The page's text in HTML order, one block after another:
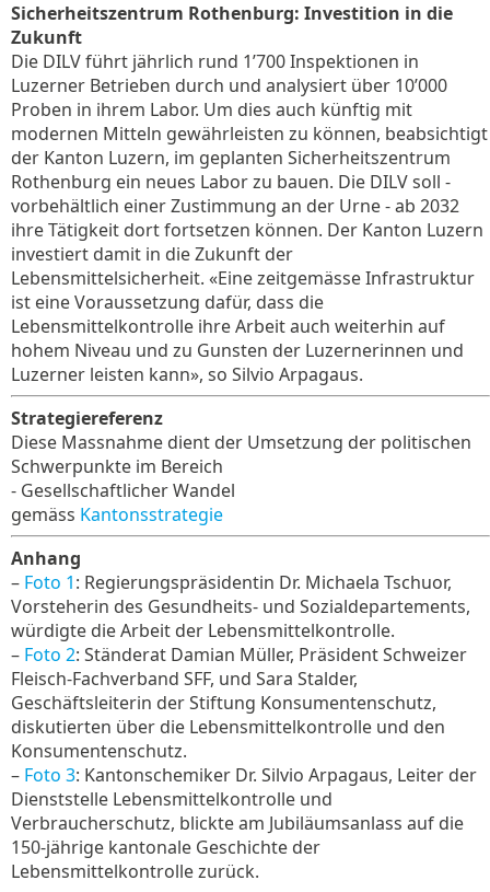
Sicherheitszentrum Rothenburg: Investition in die
Zukunft
Die DILV führt jährlich rund 1’700 Inspektionen in
Luzerner Betrieben durch und analysiert über 10’000
Proben in ihrem Labor. Um dies auch künftig mit
modernen Mitteln gewährleisten zu können, beabsichtigt
der Kanton Luzern, im geplanten Sicherheitszentrum
Rothenburg ein neues Labor zu bauen. Die DILV soll -
vorbehältlich einer Zustimmung an der Urne - ab 2032
ihre Tätigkeit dort fortsetzen können. Der Kanton Luzern
investiert damit in die Zukunft der
Lebensmittelsicherheit. «Eine zeitgemässe Infrastruktur
ist eine Voraussetzung dafür, dass die
Lebensmittelkontrolle ihre Arbeit auch weiterhin auf
hohem Niveau und zu Gunsten der Luzernerinnen und
Luzerner leisten kann», so Silvio Arpagaus.
Strategiereferenz
Diese Massnahme dient der Umsetzung der politischen
Schwerpunkte im Bereich
- Gesellschaftlicher Wandel
gemäss Kantonsstrategie
Anhang
– Foto 1: Regierungspräsidentin Dr. Michaela Tschuor,
Vorsteherin des Gesundheits- und Sozialdepartements,
würdigte die Arbeit der Lebensmittelkontrolle.
– Foto 2: Ständerat Damian Müller, Präsident Schweizer
Fleisch-Fachverband SFF, und Sara Stalder,
Geschäftsleiterin der Stiftung Konsumentenschutz,
diskutierten über die Lebensmittelkontrolle und den
Konsumentenschutz.
– Foto 3: Kantonschemiker Dr. Silvio Arpagaus, Leiter der
Dienststelle Lebensmittelkontrolle und
Verbraucherschutz, blickte am Jubiläumsanlass auf die
150-jährige kantonale Geschichte der
Lebensmittelkontrolle zurück.